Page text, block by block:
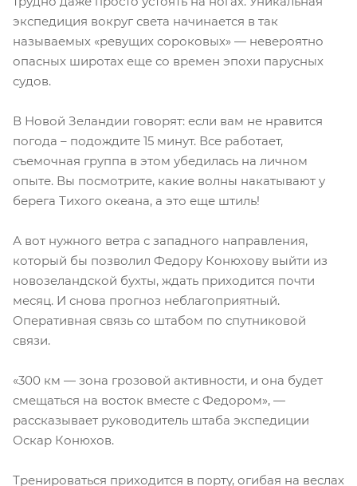
экспедиция вокруг света начинается в так
называемых «ревущих сороковых» — невероятно
опасных широтах еще со времен эпохи парусных
судов.
В Новой Зеландии говорят: если вам не нравится
погода – подождите 15 минут. Все работает,
съемочная группа в этом убедилась на личном
опыте. Вы посмотрите, какие волны накатывают у
берега Тихого океана, а это еще штиль!
А вот нужного ветра с западного направления,
который бы позволил Федору Конюхову выйти из
новозеландской бухты, ждать приходится почти
месяц. И снова прогноз неблагоприятный.
Оперативная связь со штабом по спутниковой
связи.
«300 км — зона грозовой активности, и она будет
смещаться на восток вместе с Федором», —
рассказывает руководитель штаба экспедиции
Оскар Конюхов.
Тренироваться приходится в порту, огибая на веслах